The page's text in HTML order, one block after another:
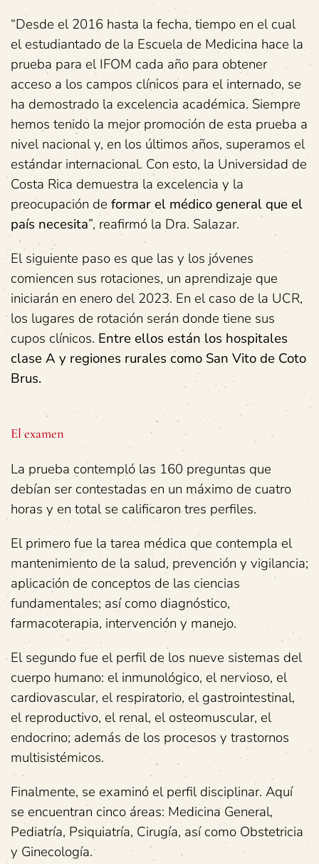
“Desde el 2016 hasta la fecha, tiempo en el cual
el estudiantado de la Escuela de Medicina hace la
prueba para el IFOM cada año para obtener
acceso a los campos clínicos para el internado, se
ha demostrado la excelencia académica. Siempre
hemos tenido la mejor promoción de esta prueba a
nivel nacional y, en los últimos años, superamos el
estándar internacional. Con esto, la Universidad de
Costa Rica demuestra la excelencia y la
preocupación de formar el médico general que el
país necesita”, reafirmó la Dra. Salazar.
El siguiente paso es que las y los jóvenes
comiencen sus rotaciones, un aprendizaje que
iniciarán en enero del 2023. En el caso de la UCR,
los lugares de rotación serán donde tiene sus
cupos clínicos. Entre ellos están los hospitales
clase A y regiones rurales como San Vito de Coto
Brus.
El examen
La prueba contempló las 160 preguntas que
debían ser contestadas en un máximo de cuatro
horas y en total se calificaron tres perfiles.
El primero fue la tarea médica que contempla el
mantenimiento de la salud, prevención y vigilancia;
aplicación de conceptos de las ciencias
fundamentales; así como diagnóstico,
farmacoterapia, intervención y manejo.
El segundo fue el perfil de los nueve sistemas del
cuerpo humano: el inmunológico, el nervioso, el
cardiovascular, el respiratorio, el gastrointestinal,
el reproductivo, el renal, el osteomuscular, el
endocrino; además de los procesos y trastornos
multisistémicos.
Finalmente, se examinó el perfil disciplinar. Aquí
se encuentran cinco áreas: Medicina General,
Pediatría, Psiquiatría, Cirugía, así como Obstetricia
y Ginecología.